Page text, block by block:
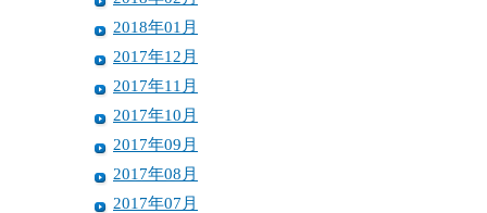
2018年01月
2017年12月
2017年11月
2017年10月
2017年09月
2017年08月
2017年07月